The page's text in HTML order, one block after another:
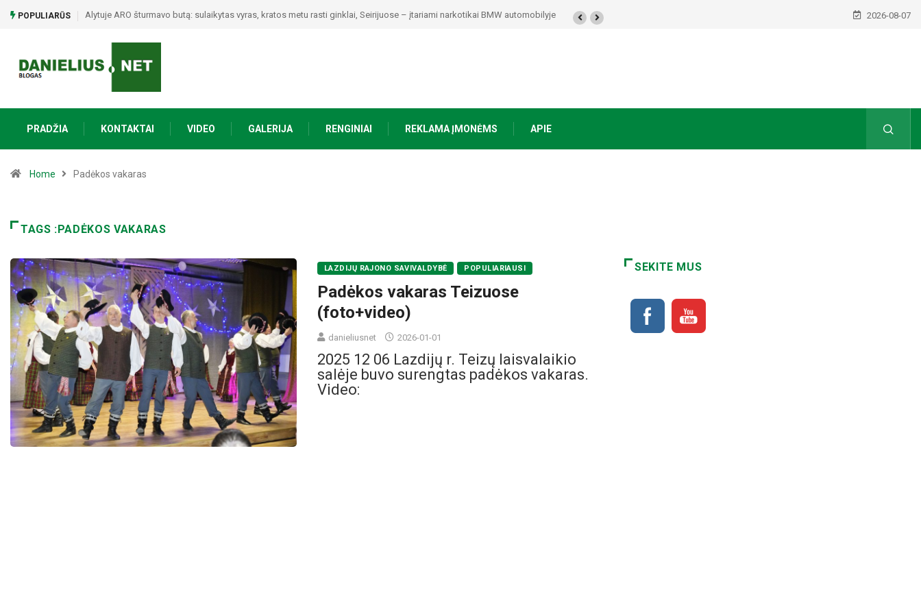
POPULIARŪS Alytuje ARO šturmavo butą: sulaikytas vyras, kratos metu rasti ginklai, Seirijuose – įtariami narkotikai BMW automobilyje 2026-08-07
PRADŽIA KONTAKTAI VIDEO GALERIJA RENGINIAI REKLAMA ĮMONĖMS APIE
Home Padėkos vakaras
TAGS :PADĖKOS VAKARAS
LAZDIJŲ RAJONO SAVIVALDYBĖ POPULIARIAUSI
Padėkos vakaras Teizuose
(foto+video)
danieliusnet 2026-01-01
2025 12 06 Lazdijų r. Teizų laisvalaikio
salėje buvo surengtas padėkos vakaras.
Video:
SEKITE MUS